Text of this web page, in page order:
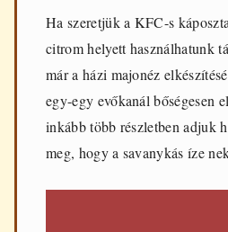
Ha szeretjük a KFC-s
citrom helyett használhatunk
már a házi majonéz
egy-egy evőkanál bőségesen
inkább több részletben adjuk
meg, hogy a savanykás íze